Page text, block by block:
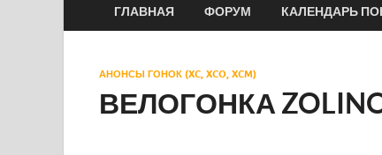
ГЛАВНАЯ ФОРУМ КАЛЕНДАРЬ
АНОНСЫ ГОНОК (XC, XCO, XCM)
ВЕЛОГОНКА